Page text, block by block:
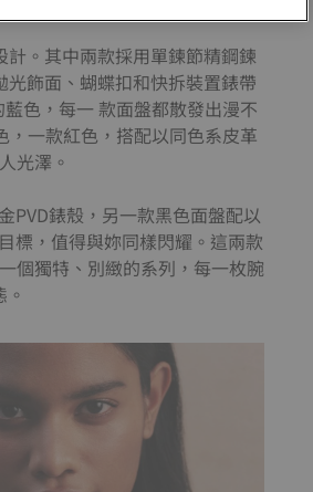
。其中兩款採用單鍊節精鋼鍊
飾面、蝴蝶扣和快拆裝置錶帶
色，每一 款面盤都散發出漫不
一款紅色，搭配以同色系皮革
光澤。
錶殼，另一款黑色面盤配以
標，值得與妳同樣閃耀。這兩款
個獨特、別緻的系列，每一枚腕